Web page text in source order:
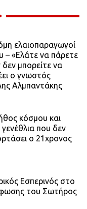
ελαιοπαραγωγοί
– «Ελάτε να πάρετε
μπορείτε να
ο γνωστός
Αλμπαντάκης
κόσμου και
που δεν
ο 21χρονος
Εσπερινός στο
του Σωτήρος